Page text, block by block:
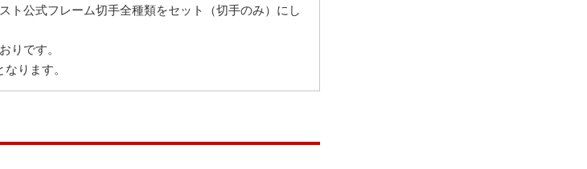
公式フレーム切手全種類をセット（切手のみ）にし
りです。
ります。